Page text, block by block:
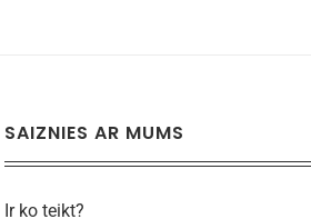
SAIZNIES AR MUMS
Ir ko teikt?